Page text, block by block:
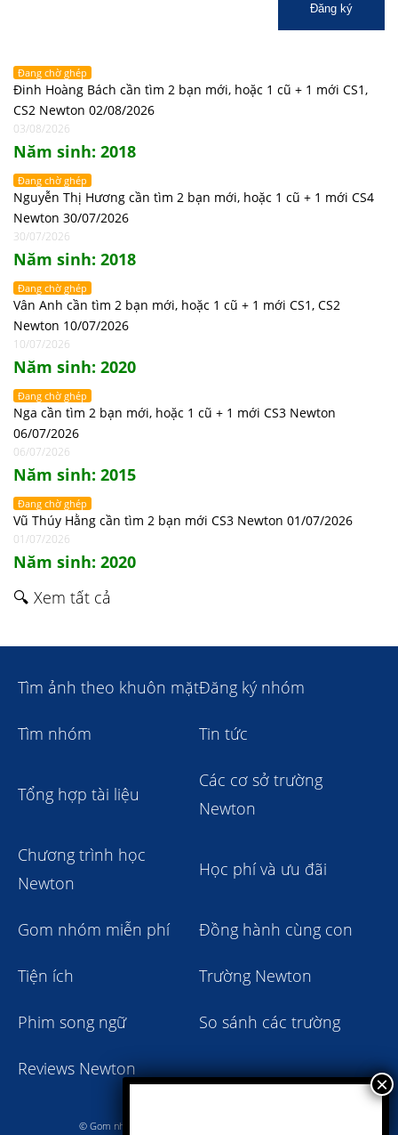
Đăng ký
Đang chờ ghép
Đinh Hoàng Bách cần tìm 2 bạn mới, hoặc 1 cũ + 1 mới CS1,
CS2 Newton 02/08/2026
03/08/2026
Năm sinh: 2018
Đang chờ ghép
Nguyễn Thị Hương cần tìm 2 bạn mới, hoặc 1 cũ + 1 mới CS4
Newton 30/07/2026
30/07/2026
Năm sinh: 2018
Đang chờ ghép
Vân Anh cần tìm 2 bạn mới, hoặc 1 cũ + 1 mới CS1, CS2
Newton 10/07/2026
10/07/2026
Năm sinh: 2020
Đang chờ ghép
Nga cần tìm 2 bạn mới, hoặc 1 cũ + 1 mới CS3 Newton
06/07/2026
06/07/2026
Năm sinh: 2015
Đang chờ ghép
Vũ Thúy Hằng cần tìm 2 bạn mới CS3 Newton 01/07/2026
01/07/2026
Năm sinh: 2020
🔍 Xem tất cả
Tìm ảnh theo khuôn mặtĐăng ký nhóm
Tìm nhóm Tin tức
Tổng hợp tài liệu
Các cơ sở trường
Newton
Chương trình học
Newton
Học phí và ưu đãi
Gom nhóm miễn phí Đồng hành cùng con
Tiện ích Trường Newton
Phim song ngữ So sánh các trường
Reviews Newton
© Gom nhóm trường Newton giảm học phí 2023 - 2024